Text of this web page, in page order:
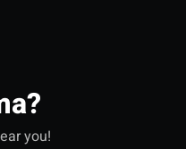
you!